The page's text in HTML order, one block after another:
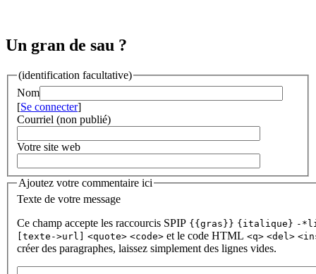
Un gran de sau ?
(identification facultative)
Nom
[Se connecter]
Courriel (non publié)
Votre site web
Ajoutez votre commentaire ici
Texte de votre message
Ce champ accepte les raccourcis SPIP {{gras}} {italique} -
[texte->url]
<quote> <code> et le code HTML <q> <del>
créer des paragraphes, laissez simplement des lignes vides.